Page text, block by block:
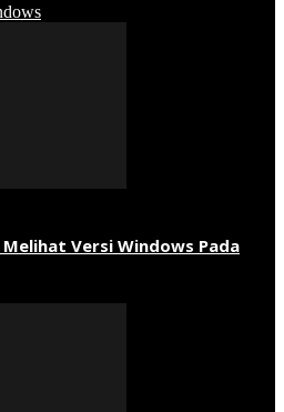
Melihat Versi Windows Pada